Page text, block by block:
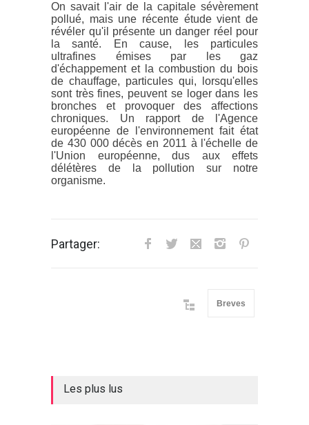
On savait l'air de la capitale sévèrement
pollué, mais une récente étude vient de
révéler qu'il présente un danger réel pour
la santé. En cause, les particules
ultrafines émises par les gaz
d'échappement et la combustion du bois
de chauffage, particules qui, lorsqu'elles
sont très fines, peuvent se loger dans les
bronches et provoquer des affections
chroniques. Un rapport de l'Agence
européenne de l'environnement fait état
de 430 000 décès en 2011 à l'échelle de
l'Union européenne, dus aux effets
délétères de la pollution sur notre
organisme.
Partager:
Breves
Les plus lus